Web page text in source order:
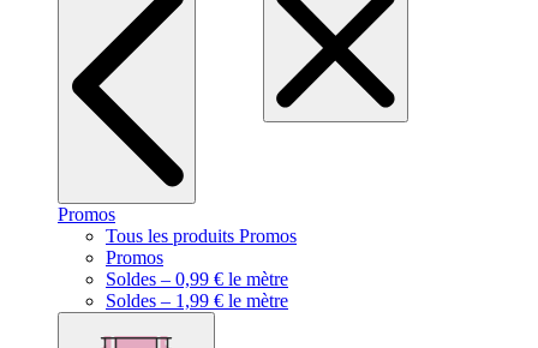
Promos
Tous les produits Promos
Promos
Soldes – 0,99 € le mètre
Soldes – 1,99 € le mètre